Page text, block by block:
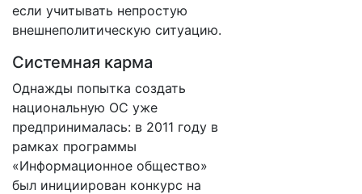
если учитывать непростую
внешнеполитическую ситуацию.
Системная карма
Однажды попытка создать
национальную ОС уже
предпринималась: в 2011 году в
рамках программы
«Информационное общество»
был инициирован конкурс на